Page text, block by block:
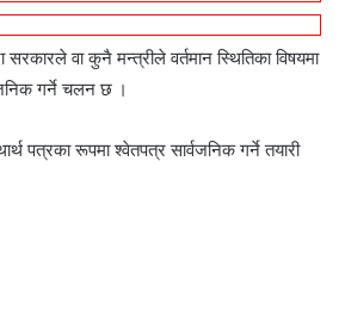
वा कुनै मन्त्रीले वर्तमान स्थितिका विषयमा
गर्ने चलन छ ।
पत्रका रूपमा श्वेतपत्र सार्वजनिक गर्ने तयारी